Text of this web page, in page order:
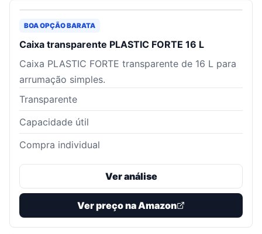
BOA OPÇÃO BARATA
Caixa transparente PLASTIC FORTE 16 L
Caixa PLASTIC FORTE transparente de 16 L para
arrumação simples.
Transparente
Capacidade útil
Compra individual
Ver análise
Ver preço na Amazon